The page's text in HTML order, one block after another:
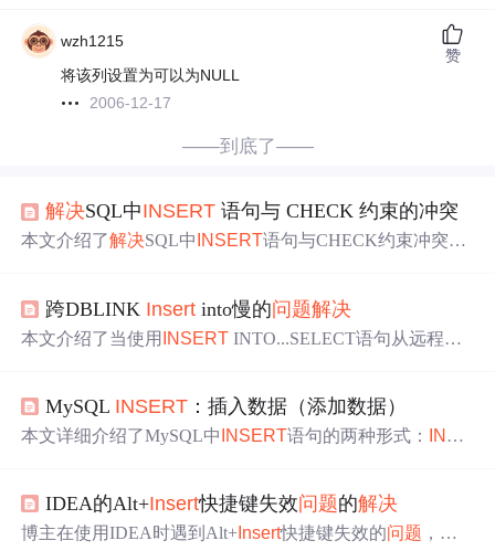
wzh1215
将该列设置为可以为NULL
2006-12-17
赞
——到底了——
解决SQL中INSERT 语句与 CHECK 约束的冲突
本文介绍了解决SQL中 INSERT语句与CHECK约束冲突的
但需注意，应检查CHECK条件合理性，避免数据质量
。
跨DBLINK Insert into慢的问题解决
本文介绍了当使用 INSERT INTO...SELECT语句从远程数
式来显著提升速度，最终实现0.109秒的快速执行。
MySQL INSERT ：插入数据（添加数据）
本文详细介绍了MySQL中 INSERT语句的两种形式：
INSE
数据。
IDEA的Alt+Insert快捷键失效问题的解决
博主在使用IDEA时遇到Alt+ Insert快捷键失效的问题 ，尝